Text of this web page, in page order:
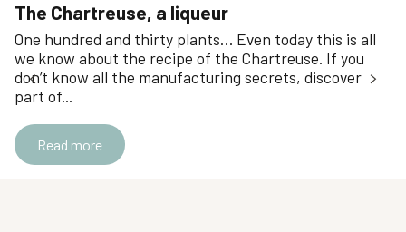
The Chartreuse, a liqueur
One hundred and thirty plants… Even today this is all
we know about the recipe of the Chartreuse. If you
don’t know all the manufacturing secrets, discover
part of...
Read more